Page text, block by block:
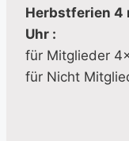
Herbstferien 4
Uhr :
für Mitglieder
für Nicht